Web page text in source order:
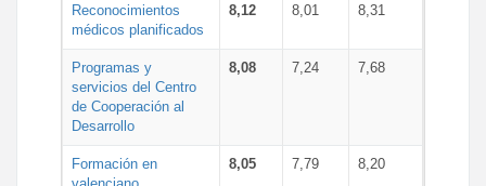
Reconocimientos
médicos planificados
8,12 8,01 8,31
Programas y
servicios del Centro
de Cooperación al
Desarrollo
8,08 7,24 7,68
Formación en
valenciano
8,05 7,79 8,20